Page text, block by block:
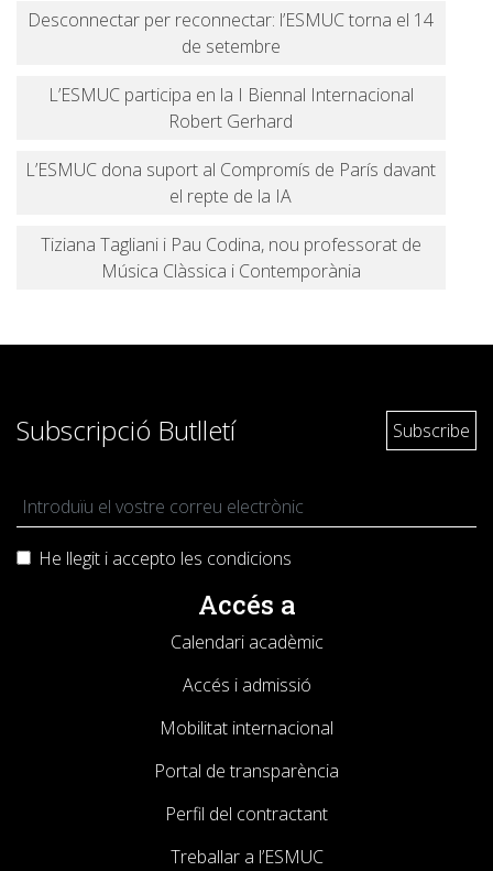
Desconnectar per reconnectar: l’ESMUC torna el 14
de setembre
L’ESMUC participa en la I Biennal Internacional
Robert Gerhard
L’ESMUC dona suport al Compromís de París davant
el repte de la IA
Tiziana Tagliani i Pau Codina, nou professorat de
Música Clàssica i Contemporània
Subscripció Butlletí
He llegit i accepto les condicions
Accés a
Calendari acadèmic
Accés i admissió
Mobilitat internacional
Portal de transparència
Perfil del contractant
Treballar a l’ESMUC